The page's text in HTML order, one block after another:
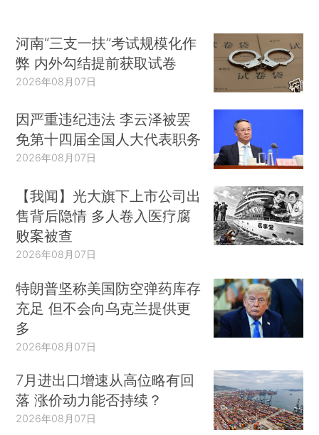
河南“三支一扶”考试规模化作
弊 内外勾结提前获取试卷
2026年08月07日
因严重违纪违法 李云泽被罢
免第十四届全国人大代表职务
2026年08月07日
【我闻】光大旗下上市公司出
售背后隐情 多人卷入医疗腐
败案被查
2026年08月07日
特朗普坚称美国防空弹药库存
充足 但不会向乌克兰提供更
多
2026年08月07日
7月进出口增速从高位略有回
落 涨价动力能否持续？
2026年08月07日